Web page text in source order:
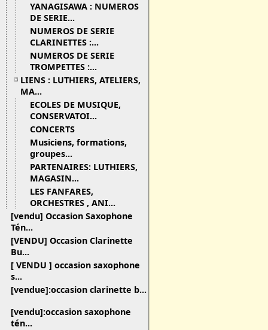
YANAGISAWA : NUMEROS
DE SERIE...
NUMEROS DE SERIE
CLARINETTES :...
NUMEROS DE SERIE
TROMPETTES :...
LIENS : LUTHIERS, ATELIERS,
MA...
ECOLES DE MUSIQUE,
CONSERVATOI...
CONCERTS
Musiciens, formations,
groupes...
PARTENAIRES: LUTHIERS,
MAGASIN...
LES FANFARES,
ORCHESTRES , ANI...
[vendu] Occasion Saxophone
Tén...
[VENDU] Occasion Clarinette
Bu...
[ VENDU ] occasion saxophone
s...
[vendue]:occasion clarinette b...
[vendu]:occasion saxophone
tén...